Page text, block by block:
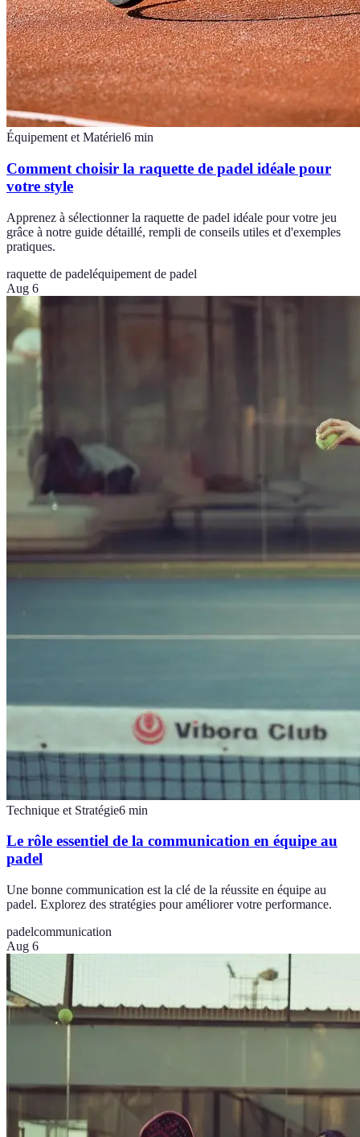
Équipement et Matériel6 min
Comment choisir la raquette de padel idéale pour
votre style
Apprenez à sélectionner la raquette de padel idéale pour votre jeu
grâce à notre guide détaillé, rempli de conseils utiles et d'exemples
pratiques.
raquette de padeléquipement de padel
Aug 6
Technique et Stratégie6 min
Le rôle essentiel de la communication en équipe au
padel
Une bonne communication est la clé de la réussite en équipe au
padel. Explorez des stratégies pour améliorer votre performance.
padelcommunication
Aug 6